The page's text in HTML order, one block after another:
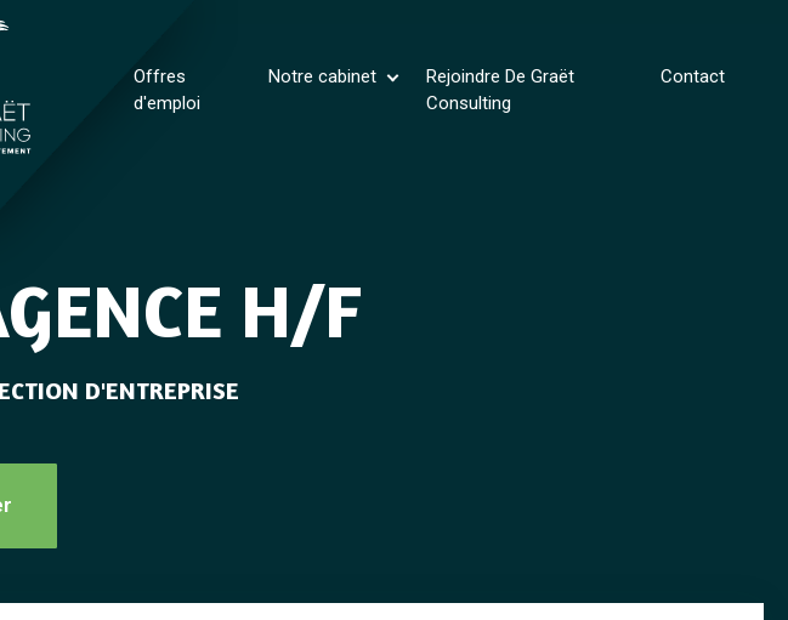
Offres
d'emploi
Notre cabinet
Rejoindre De Graët
Consulting
Contact
H/F
D'ENTREPRISE